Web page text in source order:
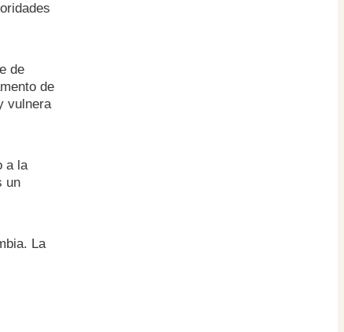
de
de
vulnera
a la
un
La